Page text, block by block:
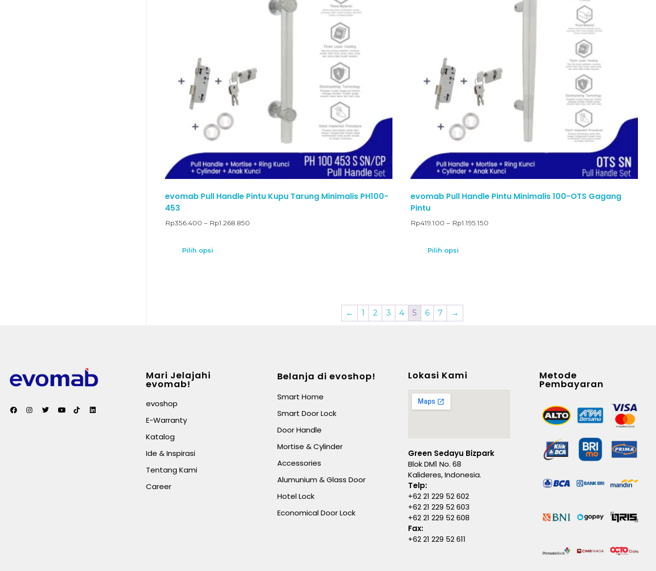
evomab Pull Handle Pintu Kupu Tarung Minimalis PH100-
453
Rp356.400 – Rp1.268.850
Pilih opsi
evomab Pull Handle Pintu Minimalis 100-OTS Gagang
Pintu
Rp419.100 – Rp1.195.150
Pilih opsi
← 1 2 3 4 5 6 7 →
Mari Jelajahi
evomab!
evoshop
E-Warranty
Katalog
Ide & Inspirasi
Tentang Kami
Career
Belanja di evoshop!
Smart Home
Smart Door Lock
Door Handle
Mortise & Cylinder
Accessories
Alumunium & Glass Door
Hotel Lock
Economical Door Lock
Lokasi Kami
Green Sedayu Bizpark
Blok DM1 No. 68
Kalideres, Indonesia.
Telp:
+62 21 229 52 602
+62 21 229 52 603
+62 21 229 52 608
Fax:
+62 21 229 52 611
Metode
Pembayaran